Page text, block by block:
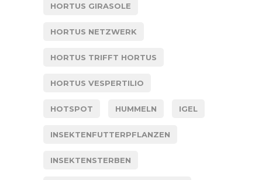
HORTUS GIRASOLE
HORTUS NETZWERK
HORTUS TRIFFT HORTUS
HORTUS VESPERTILIO
HOTSPOT HUMMELN IGEL
INSEKTENFUTTERPFLANZEN
INSEKTENSTERBEN